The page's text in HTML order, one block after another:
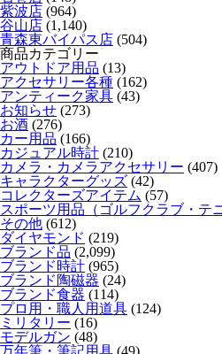
紫波店 (964)
谷山店 (1,140)
青森東バイパス店 (504)
商品カテゴリー
アウトドア用品 (13)
アクセサリー各種 (162)
アンティーク家具 (43)
お知らせ (273)
お酒 (276)
カー用品 (166)
カジュアル時計 (210)
カメラ・カメラアクセサリー (407)
キャラクターグッズ (42)
コレクターズアイテム (57)
スポーツ用品（ゴルフクラブ・テ
その他 (612)
ダイヤモンド (219)
ブランド品 (2,099)
ブランド時計 (965)
ブランド陶磁器 (24)
ブランド食器 (114)
プロ用・職人用道具 (124)
ミリタリー (16)
モデルガン (48)
万年筆・筆記用具 (49)